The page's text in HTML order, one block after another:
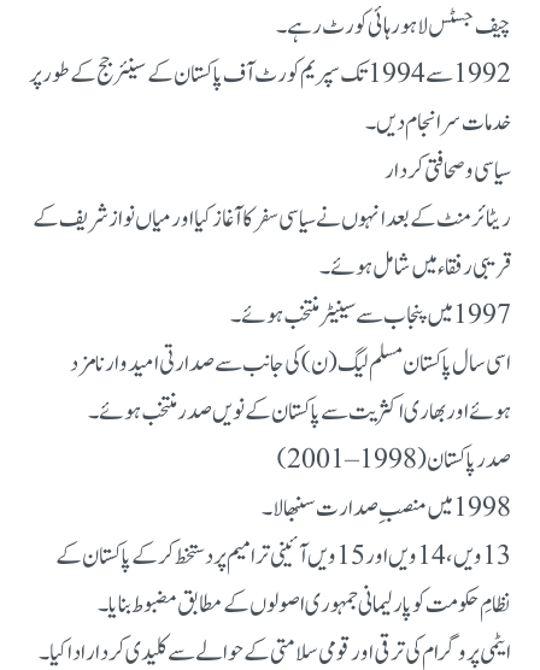
چیف جسٹس لاہور ہائی کورٹ رہے۔
1992 سے 1994 تک سپریم کورٹ آف پاکستان کے سینئر جج کے طور پر
خدمات سرانجام دیں۔
سیاسی و صحافتی کردار
ریٹائرمنٹ کے بعد انہوں نے سیاسی سفر کا آغاز کیا اور میاں نواز شریف کے
قریبی رفقاء میں شامل ہوئے۔
1997 میں پنجاب سے سینیٹر منتخب ہوئے۔
اسی سال پاکستان مسلم لیگ (ن) کی جانب سے صدارتی امیدوار نامزد
ہوئے اور بھاری اکثریت سے پاکستان کے نویں صدر منتخب ہوئے۔
صدر پاکستان (1998 – 2001)
1998 میں منصبِ صدارت سنبھالا۔
13ویں، 14ویں اور 15ویں آئینی ترامیم پر دستخط کر کے پاکستان کے
نظامِ حکومت کو پارلیمانی جمہوری اصولوں کے مطابق مضبوط بنایا۔
ایٹمی پروگرام کی ترقی اور قومی سلامتی کے حوالے سے کلیدی کردار ادا کیا۔